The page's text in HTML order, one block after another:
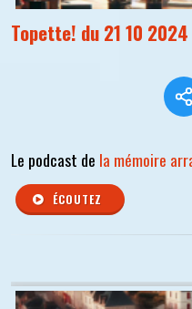
Topette! du 21 10 2024
Le podcast de la mémoire
ÉCOUTEZ